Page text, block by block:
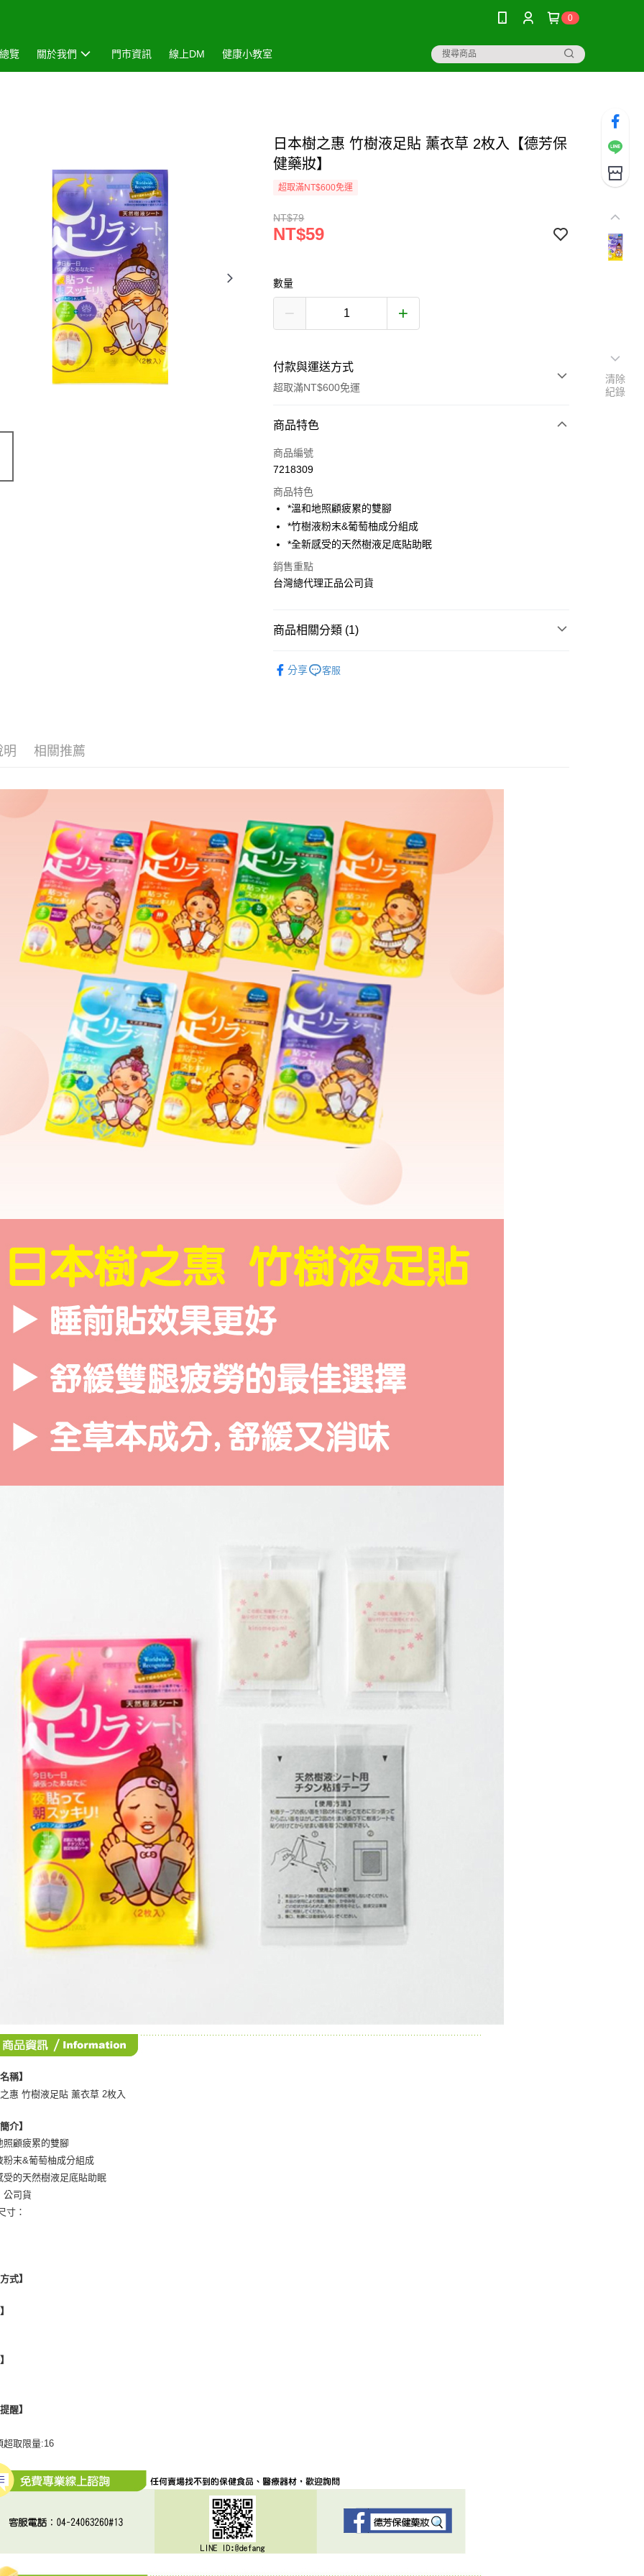
0
覽 關於我們 門市資訊 線上DM 健康小教室
日本樹之惠 竹樹液足貼 薰衣草 2枚入【德芳保
健藥妝】
超取滿NT$600免運
NT$79
NT$59
數量
付款與運送方式
超取滿NT$600免運
付款方式
信用卡一次付款
LINE Pay
Apple Pay
悠遊付
相關說明
便利好安心！
絡購買商品的店家。未經商家同意取消之訂單仍視為有效，需透過AFTEE
先享後付繳納相關費用。
※ 交易是否成功請以「AFTEE先享後付 」之結帳頁面顯示為準，若有關於
是否繳費成功／繳費後需取消欲退款等相關疑問，請聯繫「AFTEE先享後
付客戶支援中心」https://netprotections.freshdesk.com/support/home
【注意事項】
１．透過由恩沛科技股份有限公司提供之「AFTEE先享後付」服務完成之
交易，需依本服務之必要範圍內提供個人資料，並將交易相關給付款項請
求債權轉讓予恩沛科技股份有限公司。
２．關於個人資料處理事宜，請瀏覽以下網址：
https://aftee.tw/terms/#terms3
３．未成年的使用者請事先徵得法定代理人或監護人之同意方可使用
「AFTEE先享後付」，若未經同意申辦者引起之損失，本公司不負相關責
任。
４．使用「AFTEE先享後付」時，將依據個別帳號之用戶狀況，依本公司
即時審查核予不同之上限額度；若仍有額度不足之情形，本公司將視審查
結果請求用戶進行身份認證。
５．嚴禁一人註冊多個帳號或使用他人資訊註冊。若發現惡意使用之情
形，恩沛科技股份有限公司將有權停止該用戶之使用額度並採取法律行
動。
每筆NT$70，滿NT$600(含以上)免運費
每筆NT$80，滿NT$600(含以上)免運費
付款後門市自取
免運費
商品特色
商品編號
7218309
商品特色
*溫和地照顧疲累的雙腳
*竹樹液粉末&葡萄柚成分組成
*全新感受的天然樹液足底貼助眠
銷售重點
台灣總代理正品公司貨
商品相關分類 (1)
分享
客服
明 相關推薦
稱】
惠 竹樹液足貼 薰衣草 2枚入
介】
照顧疲累的雙腳
粉末&葡萄柚成分組成
受的天然樹液足底貼助眠
公司貨
寸：
式】
醒】
超取限量:16
清除
紀錄